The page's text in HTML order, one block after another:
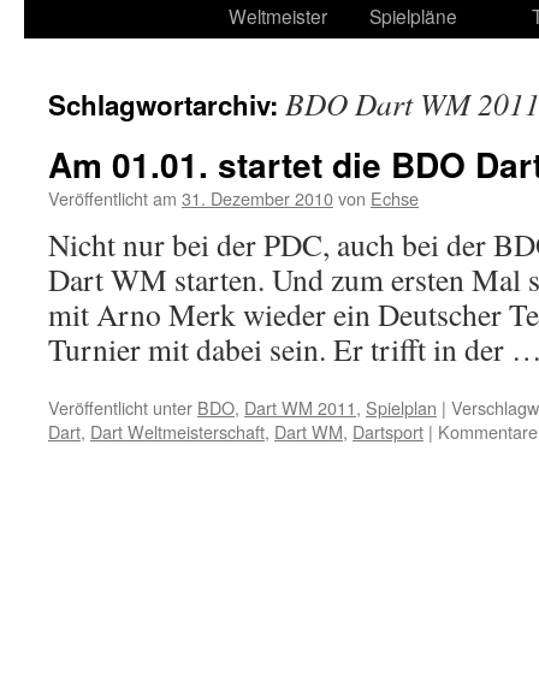
Weltmeister
Spielpläne
Schlagwortarchiv: BDO Dart WM 2011
Am 01.01. startet die BDO
Veröffentlicht am 31. Dezember 2010von Echse
Nicht nur bei der PDC, auch bei der
Dart WM starten. Und zum ersten Mal
mit Arno Merk wieder ein Deutscher
Turnier mit dabei sein. Er trifft in der
Veröffentlicht unter BDO, Dart WM 2011, Spielplan |
Dart, Dart Weltmeisterschaft, Dart WM, Dartsport |